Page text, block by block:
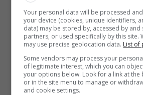
Asus ZenFone Go
Your personal data will be processed
your device (cookies, unique identifiers,
data) may be stored by, accessed by and
partners, or used specifically by this site.
may use precise geolocation data. List of
Some vendors may process your
of legitimate interest, which you can
your options below. Look for a link at
or in the site menu to manage or
and cookie settings.